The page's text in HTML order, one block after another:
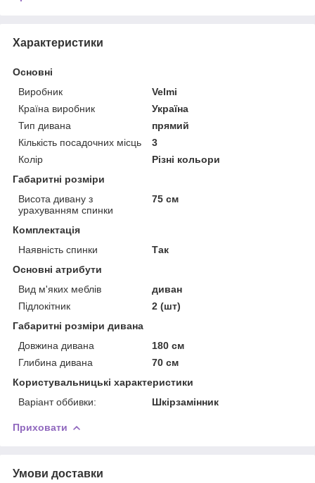
Характеристики
Основні
Виробник
Velmi
Країна виробник
Україна
Тип дивана
прямий
Кількість посадочних місць
3
Колір
Різні кольори
Габаритні розміри
Висота дивану з
урахуванням спинки
75 см
Комплектація
Наявність спинки
Так
Основні атрибути
Вид м'яких меблів
диван
Підлокітник
2 (шт)
Габаритні розміри дивана
Довжина дивана
180 см
Глибина дивана
70 см
Користувальницькі характеристики
Варіант оббивки:
Шкірзамінник
Приховати
Умови доставки